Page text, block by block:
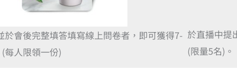
於會後完整填答填寫線上問卷者，即可獲得7-
每人限領一份)
於直播中提
(限量5名)。